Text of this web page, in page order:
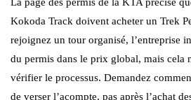
Kokoda Track doivent acheter un Trek
rejoignez un tour organisé, l’entreprise
du permis dans le prix global, mais cela
vérifier le processus. Demandez
de verser l’acompte, pas après l’achat